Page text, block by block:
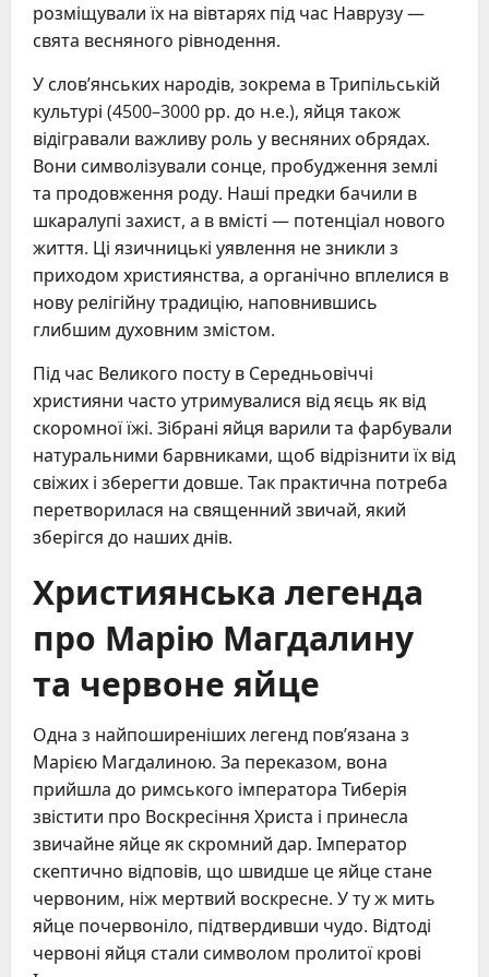
розміщували їх на вівтарях під час Наврузу —
свята весняного рівнодення.
У слов’янських народів, зокрема в Трипільській
культурі (4500–3000 рр. до н.е.), яйця також
відігравали важливу роль у весняних обрядах.
Вони символізували сонце, пробудження землі
та продовження роду. Наші предки бачили в
шкаралупі захист, а в вмісті — потенціал нового
життя. Ці язичницькі уявлення не зникли з
приходом християнства, а органічно вплелися в
нову релігійну традицію, наповнившись
глибшим духовним змістом.
Під час Великого посту в Середньовіччі
християни часто утримувалися від яєць як від
скоромної їжі. Зібрані яйця варили та фарбували
натуральними барвниками, щоб відрізнити їх від
свіжих і зберегти довше. Так практична потреба
перетворилася на священний звичай, який
зберігся до наших днів.
Християнська легенда
про Марію Магдалину
та червоне яйце
Одна з найпоширеніших легенд пов’язана з
Марією Магдалиною. За переказом, вона
прийшла до римського імператора Тиберія
звістити про Воскресіння Христа і принесла
звичайне яйце як скромний дар. Імператор
скептично відповів, що швидше це яйце стане
червоним, ніж мертвий воскресне. У ту ж мить
яйце почервоніло, підтвердивши чудо. Відтоді
червоні яйця стали символом пролитої крові